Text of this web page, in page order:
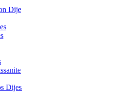
Dije
Dijes